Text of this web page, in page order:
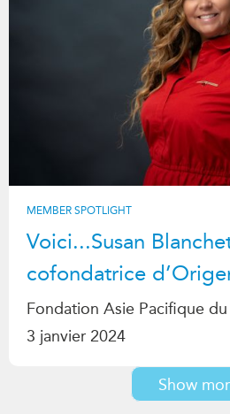
MEMBER SPOTLIGHT
Voici...Susan
cofondatrice
Fondation Asie Pacifique
3 janvier 2024
Show